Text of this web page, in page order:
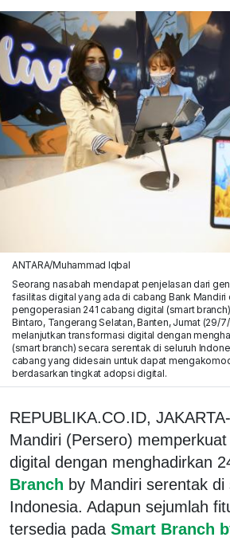
ANTARA/Muhammad Iqbal
Seorang nasabah mendapat penjelasan dari
fasilitas digital yang ada di cabang Bank
pengoperasian 241 cabang digital (smart
Bintaro, Tangerang Selatan, Banten, Jumat (29/
melanjutkan transformasi digital dengan
(smart branch) secara serentak di seluruh
cabang yang didesain untuk dapat
berdasarkan tingkat adopsi digital.
REPUBLIKA.CO.ID,
Mandiri (Persero)
digital dengan menghadirkan
Branch by Mandiri serentak di
Indonesia. Adapun sejumlah
tersedia pada Smart Branch